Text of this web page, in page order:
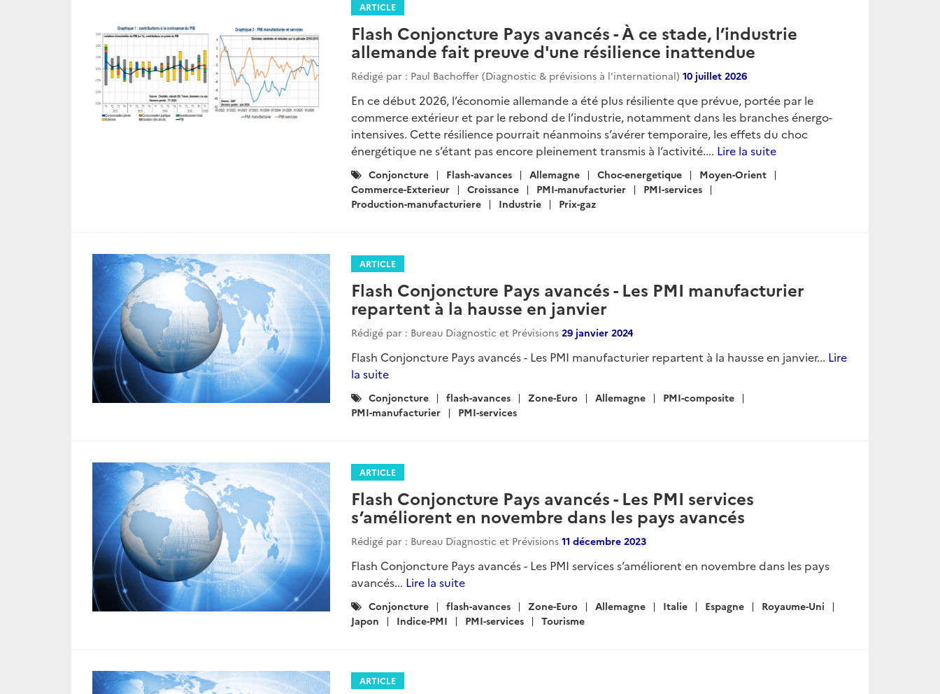
ARTICLE
Flash Conjoncture Pays avancés - À ce stade, l’industrie
allemande fait preuve d'une résilience inattendue
Rédigé par : Paul Bachoffer (Diagnostic & prévisions à l'international) 10 juillet 2026
En ce début 2026, l’économie allemande a été plus résiliente que prévue, portée par le
commerce extérieur et par le rebond de l’industrie, notamment dans les branches énergo-
intensives. Cette résilience pourrait néanmoins s’avérer temporaire, les effets du choc
énergétique ne s’étant pas encore pleinement transmis à l’activité.... Lire la suite
Catégories
:
Conjoncture Flash-avances Allemagne Choc-energetique
Moyen-Orient
Commerce-Exterieur
Croissance PMI-manufacturier
PMI-services
Production-manufacturiere
Industrie Prix-gaz
ARTICLE
Flash Conjoncture Pays avancés - Les PMI manufacturier
repartent à la hausse en janvier
Rédigé par : Bureau Diagnostic et Prévisions 29 janvier 2024
Flash Conjoncture Pays avancés - Les PMI manufacturier repartent à la hausse en janvier... Lire
la suite
Catégories
:
Conjoncture flash-avances Zone-Euro Allemagne
PMI-composite
PMI-manufacturier
PMI-services
ARTICLE
Flash Conjoncture Pays avancés - Les PMI services
s’améliorent en novembre dans les pays avancés
Rédigé par : Bureau Diagnostic et Prévisions 11 décembre 2023
Flash Conjoncture Pays avancés - Les PMI services s’améliorent en novembre dans les pays
avancés... Lire la suite
Catégories
:
Conjoncture flash-avances Zone-Euro Allemagne Italie Espagne
Royaume-Uni
Japon
Indice-PMI PMI-services Tourisme
ARTICLE